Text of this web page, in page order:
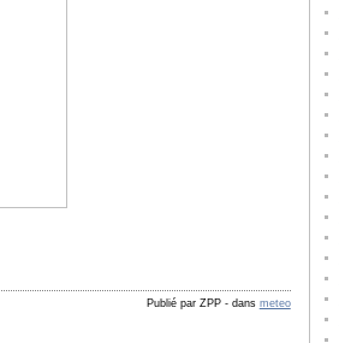
Publié par ZPP -dans meteo